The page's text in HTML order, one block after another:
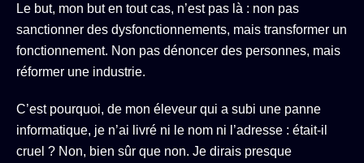
Le but, mon but en tout cas, n’est pas là : non pas
sanctionner des dysfonctionnements, mais transformer un
fonctionnement. Non pas dénoncer des personnes, mais
réformer une industrie.
C’est pourquoi, de mon éleveur qui a subi une panne
informatique, je n’ai livré ni le nom ni l’adresse : était-il
cruel ? Non, bien sûr que non. Je dirais presque